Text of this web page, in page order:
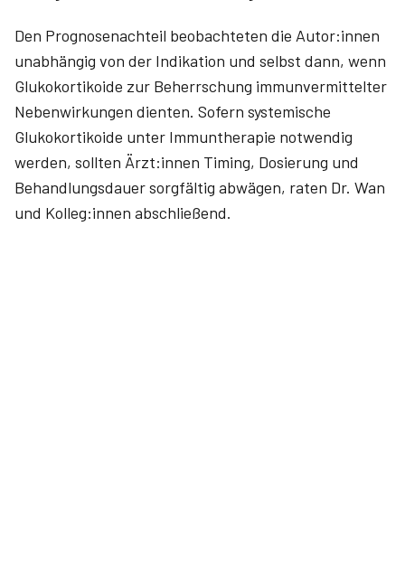
Den Prognosenachteil beobachteten die Autor:innen
unabhängig von der Indikation und selbst dann, wenn
Glukokortikoide zur Beherrschung immunvermittelter
Nebenwirkungen dienten. Sofern systemische
Glukokortikoide unter Immuntherapie notwendig
werden, sollten Ärzt:innen Timing, Dosierung und
Behandlungsdauer sorgfältig abwägen, raten Dr. Wan
und Kolleg:innen abschließend.